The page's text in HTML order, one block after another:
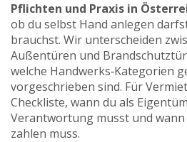
Pflichten und Praxis in
ob du selbst Hand anlegen
brauchst. Wir unterscheiden
Außentüren und
welche Handwerks‑Kategorien
vorgeschrieben sind. Für
Checkliste, wann du als
Verantwortung musst und
zahlen muss.